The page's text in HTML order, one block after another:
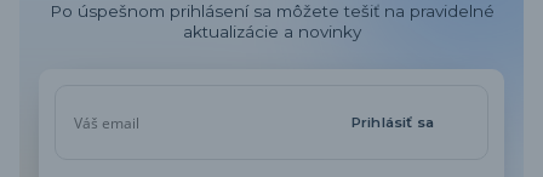
Po úspešnom prihlásení sa môžete tešiť na pravidelné
aktualizácie a novinky
Prihlásiť sa